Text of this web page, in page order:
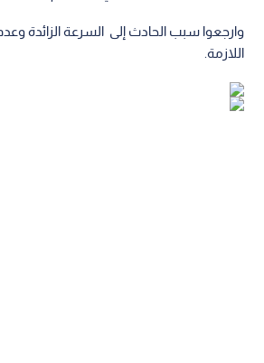
وارجعوا سبب الحادث إلى السرعة الزائدة
اللازمة.